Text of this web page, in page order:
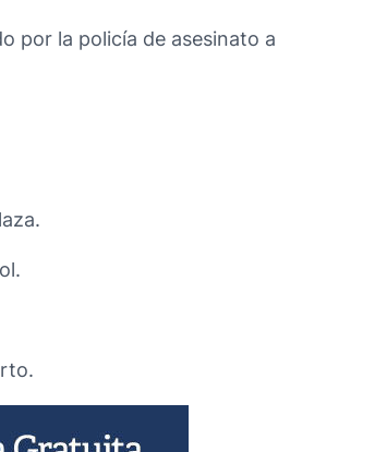
por la policía de asesinato a